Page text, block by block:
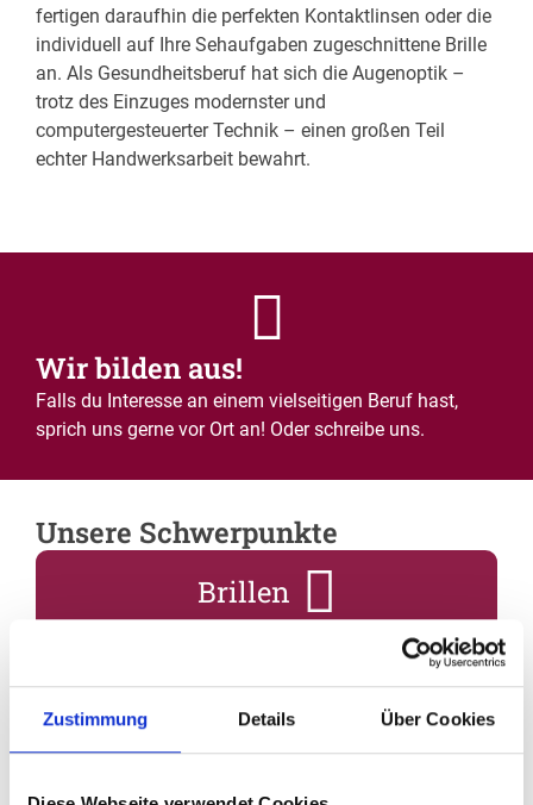
Zustimmung Details Über Cookies
fertigen daraufhin die perfekten Kontaktlinsen oder die
individuell auf Ihre Sehaufgaben zugeschnittene Brille
an. Als Gesundheitsberuf hat sich die Augenoptik –
trotz des Einzuges modernster und
computergesteuerter Technik – einen großen Teil
echter Handwerksarbeit bewahrt.
Wir bilden aus!
Falls du Interesse an einem vielseitigen Beruf hast,
sprich uns gerne vor Ort an! Oder schreibe uns.
Unsere Schwerpunkte
Brillen
Brillenglaszentrierung durch Fachleute